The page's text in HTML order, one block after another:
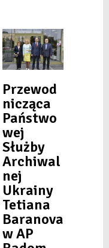
Przewod
nicząca
Państwo
wej
Służby
Archiwal
nej
Ukrainy
Tetiana
Baranova
w AP